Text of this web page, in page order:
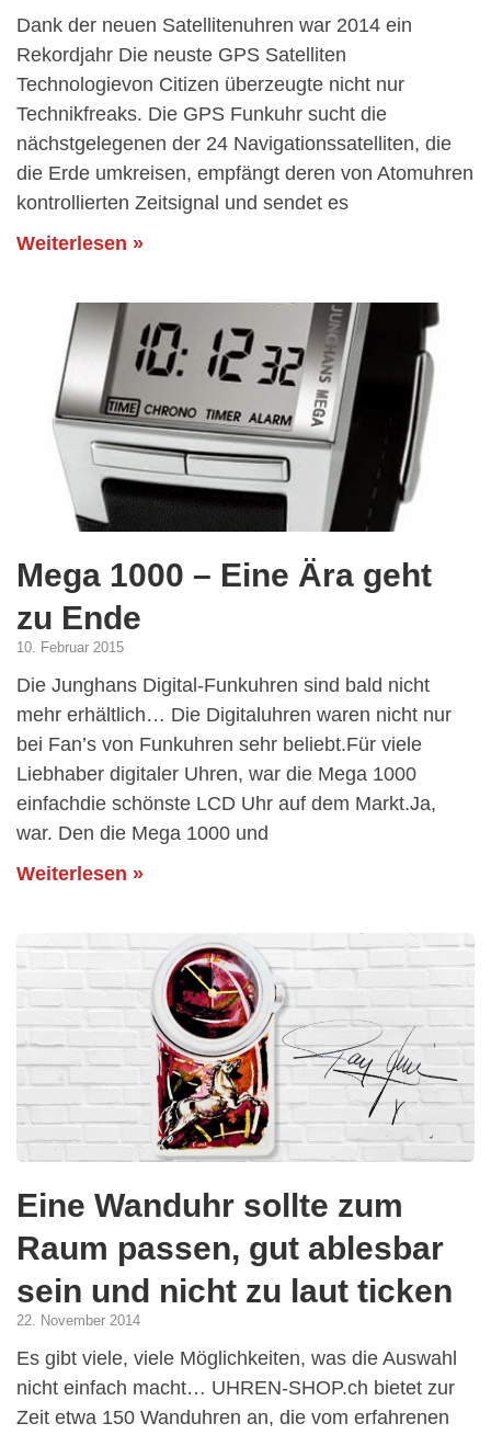
Dank der neuen Satellitenuhren war 2014 ein
Rekordjahr Die neuste GPS Satelliten
Technologievon Citizen überzeugte nicht nur
Technikfreaks. Die GPS Funkuhr sucht die
nächstgelegenen der 24 Navigationssatelliten, die
die Erde umkreisen, empfängt deren von Atomuhren
kontrollierten Zeitsignal und sendet es
Weiterlesen »
Mega 1000 – Eine Ära geht
zu Ende
10. Februar 2015
Die Junghans Digital-Funkuhren sind bald nicht
mehr erhältlich… Die Digitaluhren waren nicht nur
bei Fan’s von Funkuhren sehr beliebt.Für viele
Liebhaber digitaler Uhren, war die Mega 1000
einfachdie schönste LCD Uhr auf dem Markt.Ja,
war. Den die Mega 1000 und
Weiterlesen »
Eine Wanduhr sollte zum
Raum passen, gut ablesbar
sein und nicht zu laut ticken
22. November 2014
Es gibt viele, viele Möglichkeiten, was die Auswahl
nicht einfach macht… UHREN-SHOP.ch bietet zur
Zeit etwa 150 Wanduhren an, die vom erfahrenen